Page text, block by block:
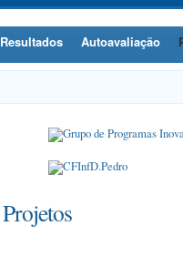
Resultados Autoavaliação
Projetos